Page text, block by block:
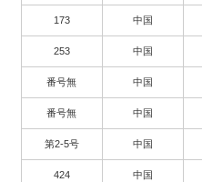
173 中国
253 中国
番号無 中国
番号無 中国
第2-5号 中国
424 中国